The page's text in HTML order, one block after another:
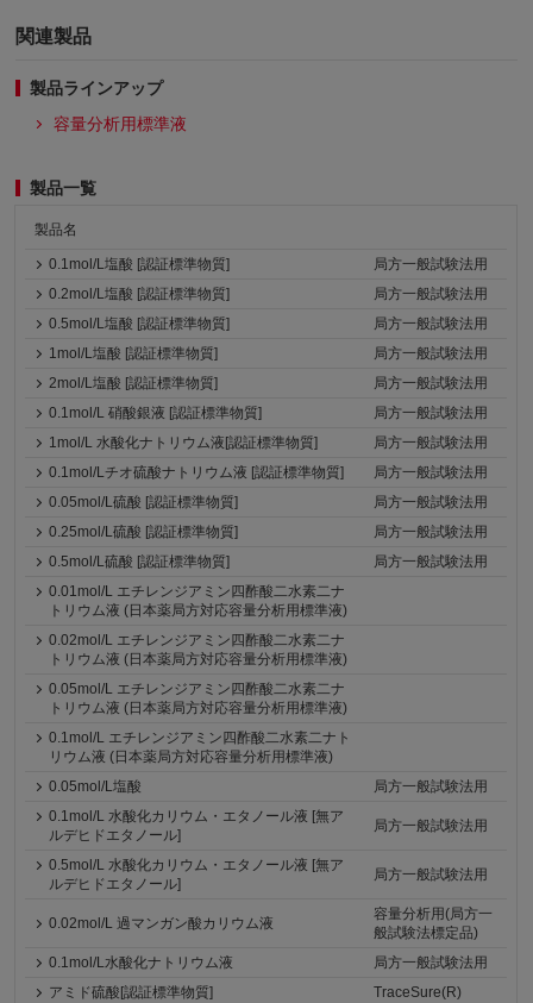
関連製品
製品ラインアップ
容量分析用標準液
製品一覧
製品名
0.1mol/L塩酸 [認証標準物質]
局方一般試験法用
0.2mol/L塩酸 [認証標準物質]
局方一般試験法用
0.5mol/L塩酸 [認証標準物質]
局方一般試験法用
1mol/L塩酸 [認証標準物質]
局方一般試験法用
2mol/L塩酸 [認証標準物質]
局方一般試験法用
0.1mol/L 硝酸銀液 [認証標準物質]
局方一般試験法用
1mol/L 水酸化ナトリウム液[認証標準物質]
局方一般試験法用
0.1mol/Lチオ硫酸ナトリウム液 [認証標準物質]
局方一般試験法用
0.05mol/L硫酸 [認証標準物質]
局方一般試験法用
0.25mol/L硫酸 [認証標準物質]
局方一般試験法用
0.5mol/L硫酸 [認証標準物質]
局方一般試験法用
0.01mol/L エチレンジアミン四酢酸二水素二ナ
トリウム液 (日本薬局方対応容量分析用標準液)
0.02mol/L エチレンジアミン四酢酸二水素二ナ
トリウム液 (日本薬局方対応容量分析用標準液)
0.05mol/L エチレンジアミン四酢酸二水素二ナ
トリウム液 (日本薬局方対応容量分析用標準液)
0.1mol/L エチレンジアミン四酢酸二水素二ナト
リウム液 (日本薬局方対応容量分析用標準液)
0.05mol/L塩酸
局方一般試験法用
0.1mol/L 水酸化カリウム・エタノール液 [無ア
ルデヒドエタノール]
局方一般試験法用
0.5mol/L 水酸化カリウム・エタノール液 [無ア
ルデヒドエタノール]
局方一般試験法用
0.02mol/L 過マンガン酸カリウム液
容量分析用(局方一
般試験法標定品)
0.1mol/L水酸化ナトリウム液
局方一般試験法用
アミド硫酸[認証標準物質]
TraceSure(R)